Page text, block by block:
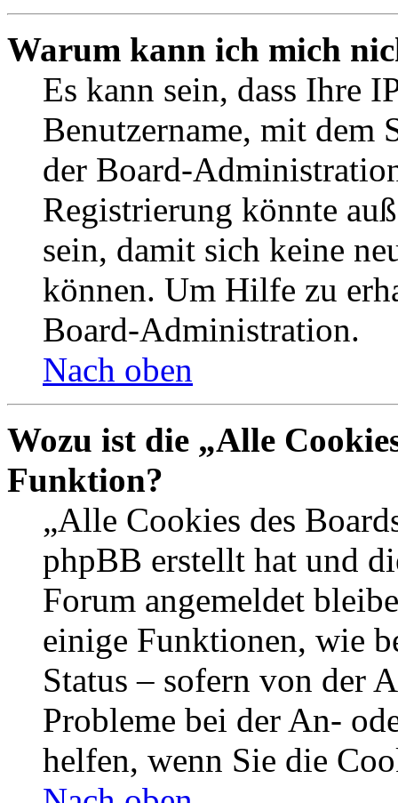
Warum kann ich mich
Es kann sein, dass Ihre
Benutzername, mit dem
der Board-
Registrierung könnte
sein, damit sich keine
können. Um Hilfe zu
Board-Administration.
Nach oben
Wozu ist die „Alle
Funktion?
„Alle Cookies des
phpBB erstellt hat und
Forum angemeldet
einige Funktionen, wie
Status – sofern von der
Probleme bei der An-
helfen, wenn Sie die